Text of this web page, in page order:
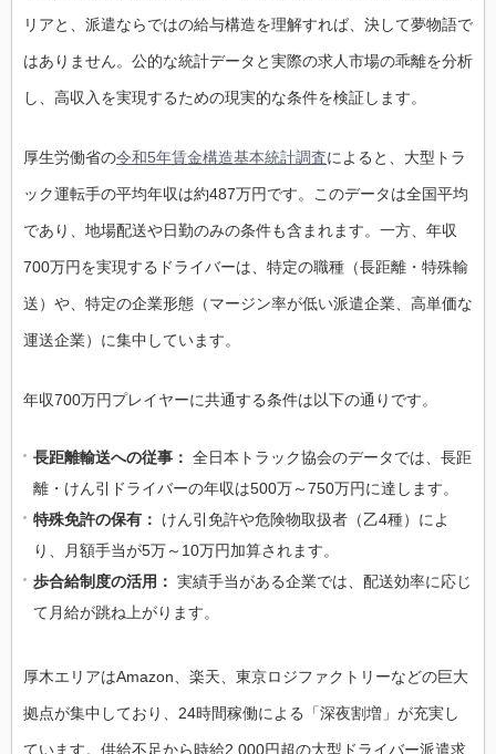
リアと、派遣ならではの給与構造を理解すれば、決して夢物語で
はありません。公的な統計データと実際の求人市場の乖離を分析
し、高収入を実現するための現実的な条件を検証します。
厚生労働省の令和5年賃金構造基本統計調査によると、大型トラ
ック運転手の平均年収は約487万円です。このデータは全国平均
であり、地場配送や日勤のみの条件も含まれます。一方、年収
700万円を実現するドライバーは、特定の職種（長距離・特殊輸
送）や、特定の企業形態（マージン率が低い派遣企業、高単価な
運送企業）に集中しています。
年収700万円プレイヤーに共通する条件は以下の通りです。
長距離輸送への従事： 全日本トラック協会のデータでは、長距
離・けん引ドライバーの年収は500万～750万円に達します。
特殊免許の保有：
けん引免許や危険物取扱者（乙4種）によ
り、月額手当が5万～10万円加算されます。
歩合給制度の活用： 実績手当がある企業では、配送効率に応じ
て月給が跳ね上がります。
厚木エリアはAmazon、楽天、東京ロジファクトリーなどの巨大
拠点が集中しており、24時間稼働による「深夜割増」が充実し
ています。供給不足から時給2,000円超の大型ドライバー派遣求